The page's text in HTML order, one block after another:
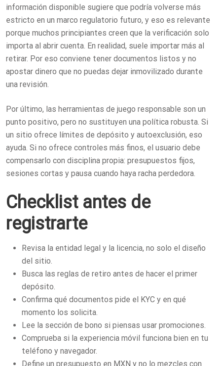
información disponible sugiere que podría volverse más
estricto en un marco regulatorio futuro, y eso es relevante
porque muchos principiantes creen que la verificación solo
importa al abrir cuenta. En realidad, suele importar más al
retirar. Por eso conviene tener documentos listos y no
apostar dinero que no puedas dejar inmovilizado durante
una revisión.
Por último, las herramientas de juego responsable son un
punto positivo, pero no sustituyen una política robusta. Si
un sitio ofrece límites de depósito y autoexclusión, eso
ayuda. Si no ofrece controles más finos, el usuario debe
compensarlo con disciplina propia: presupuestos fijos,
sesiones cortas y pausa cuando haya racha perdedora.
Checklist antes de
registrarte
Revisa la entidad legal y la licencia, no solo el diseño
del sitio.
Busca las reglas de retiro antes de hacer el primer
depósito.
Confirma qué documentos pide el KYC y en qué
momento los solicita.
Lee la sección de bono si piensas usar promociones.
Comprueba si la experiencia móvil funciona bien en tu
teléfono y navegador.
Define un presupuesto en MXN y no lo mezcles con